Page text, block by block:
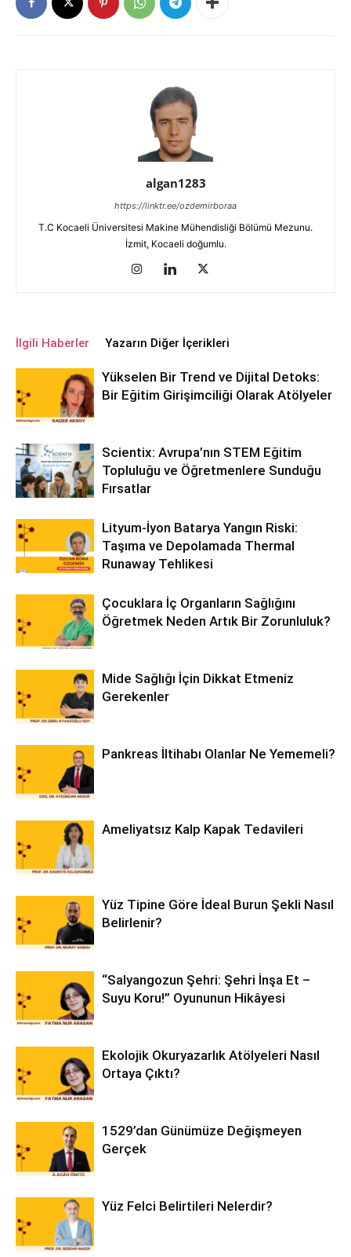
algan1283
https://linktr.ee/ozdemirboraa
T.C Kocaeli Üniversitesi Makine Mühendisliği Bölümü Mezunu.
İzmit, Kocaeli doğumlu.
İlgili Haberler Yazarın Diğer İçerikleri
Yükselen Bir Trend ve Dijital Detoks:
Bir Eğitim Girişimciliği Olarak Atölyeler
Scientix: Avrupa’nın STEM Eğitim
Topluluğu ve Öğretmenlere Sunduğu
Fırsatlar
Lityum-İyon Batarya Yangın Riski:
Taşıma ve Depolamada Thermal
Runaway Tehlikesi
Çocuklara İç Organların Sağlığını
Öğretmek Neden Artık Bir Zorunluluk?
Mide Sağlığı İçin Dikkat Etmeniz
Gerekenler
Pankreas İltihabı Olanlar Ne Yememeli?
Ameliyatsız Kalp Kapak Tedavileri
Yüz Tipine Göre İdeal Burun Şekli Nasıl
Belirlenir?
“Salyangozun Şehri: Şehri İnşa Et –
Suyu Koru!” Oyununun Hikâyesi
Ekolojik Okuryazarlık Atölyeleri Nasıl
Ortaya Çıktı?
1529’dan Günümüze Değişmeyen
Gerçek
Yüz Felci Belirtileri Nelerdir?